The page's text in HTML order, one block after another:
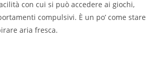
con cui si può accedere ai giochi,
compulsivi. È un po’ come stare
aria fresca.